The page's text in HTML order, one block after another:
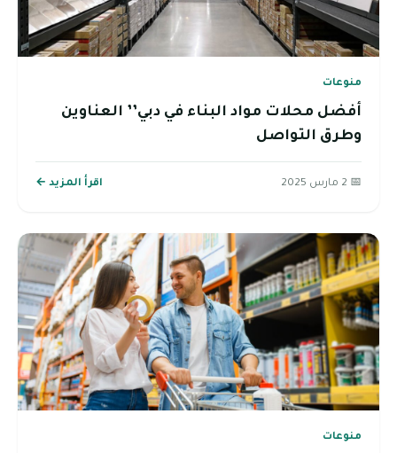
منوعات
أفضل محلات مواد البناء في دبي’’ العناوين
وطرق التواصل
📅 2 مارس 2025 اقرأ المزيد ←
منوعات